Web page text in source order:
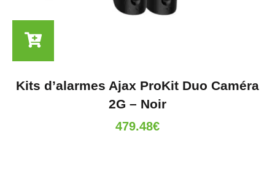
Kits d’alarmes Ajax ProKit Duo Caméra
2G – Noir
479.48€